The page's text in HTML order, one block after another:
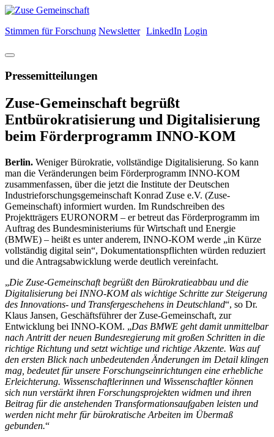
Stimmen für Forschung Newsletter LinkedIn Login
Pressemitteilungen
Zuse-Gemeinschaft begrüßt
Entbürokratisierung und Digitalisierung
beim Förderprogramm INNO-KOM
Berlin. Weniger Bürokratie, vollständige Digitalisierung. So kann
man die Veränderungen beim Förderprogramm INNO-KOM
zusammenfassen, über die jetzt die Institute der Deutschen
Industrieforschungsgemeinschaft Konrad Zuse e.V. (Zuse-
Gemeinschaft) informiert wurden. Im Rundschreiben des
Projektträgers EURONORM – er betreut das Förderprogramm im
Auftrag des Bundesministeriums für Wirtschaft und Energie
(BMWE) – heißt es unter anderem, INNO-KOM werde „in Kürze
vollständig digital sein“, Dokumentationspflichten würden reduziert
und die Antragsabwicklung werde deutlich vereinfacht.
„Die Zuse-Gemeinschaft begrüßt den Bürokratieabbau und die
Digitalisierung bei INNO-KOM als wichtige Schritte zur Steigerung
des Innovations- und Transfergeschehens in Deutschland“, so Dr.
Klaus Jansen, Geschäftsführer der Zuse-Gemeinschaft, zur
Entwicklung bei INNO-KOM. „Das BMWE geht damit unmittelbar
nach Antritt der neuen Bundesregierung mit großen Schritten in die
richtige Richtung und setzt wichtige und richtige Akzente. Was auf
den ersten Blick nach unbedeutenden Änderungen im Detail klingen
mag, bedeutet für unsere Forschungseinrichtungen eine erhebliche
Erleichterung. Wissenschaftlerinnen und Wissenschaftler können
sich nun verstärkt ihren Forschungsprojekten widmen und ihren
Beitrag für die anstehenden Transformationsaufgaben leisten und
werden nicht mehr für bürokratische Arbeiten im Übermaß
gebunden.“